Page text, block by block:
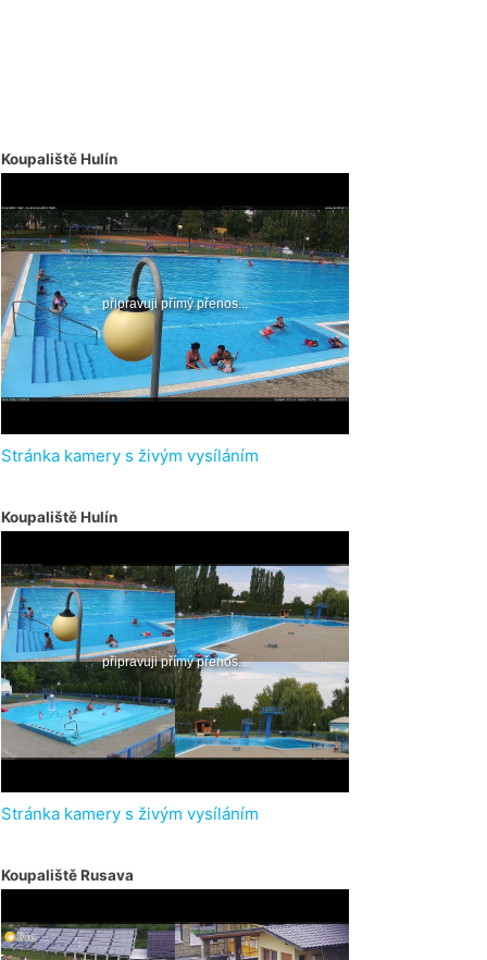
Koupaliště Hulín
Stránka kamery s živým vysíláním
Koupaliště Hulín
Stránka kamery s živým vysíláním
Koupaliště Rusava